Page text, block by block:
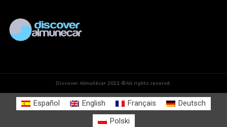
Discover Almuñécar 2021 ©All rights reservd.
Español English Français
Deutsch
Polski